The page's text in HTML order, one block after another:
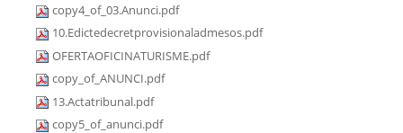
copy4_of_03.Anunci.pdf
10.Edictedecretprovisionaladmesos.pdf
OFERTAOFICINATURISME.pdf
copy_of_ANUNCI.pdf
13.Actatribunal.pdf
copy5_of_anunci.pdf